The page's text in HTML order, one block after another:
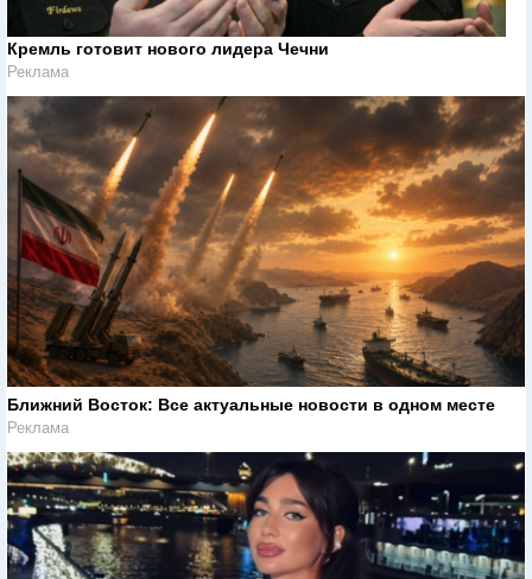
Кремль готовит нового лидера Чечни
Реклама
Ближний Восток: Все актуальные новости в одном месте
Реклама